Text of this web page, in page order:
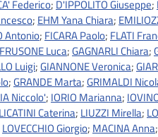
Federico; D'IPPOLITO Giuseppe;
; EHM Yana Chiara;
Antonio; FICARA Paolo; FLATI
FRUSONE Luca;GAGNARLI Chiara;
Luigi;GIANNONE Veronica;
;GRANDE Marta;GRIMALDI
Niccolo'; IORIO Marianna;
LICATINI Caterina; LIUZZI Mirella;
LOVECCHIO Giorgio; MACINA Anna;